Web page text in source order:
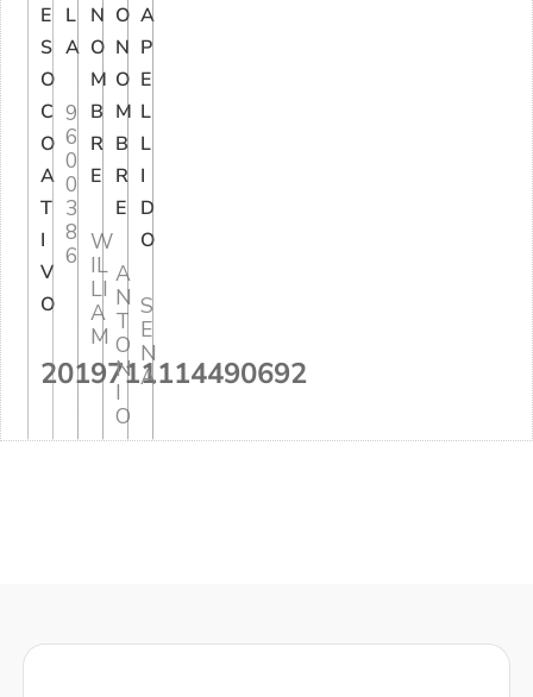
E
S
O
C
O
A
T
I
V
O
2019711114490692
L
A
9
6
0
0
3
8
6
N
O
M
B
R
E
W
IL
LI
A
M
O
N
O
M
B
R
E
A
N
T
O
N
I
O
A
P
E
L
L
I
D
O
S
E
N
A